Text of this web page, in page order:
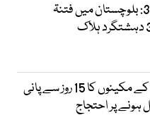
آپریشن رَدُّ الفتنہ 3: بلوچستان میں فتنۃ
کراچی: لائنز ایریا کے مکینوں کا 15 روز سے پانی
پر احتجاج